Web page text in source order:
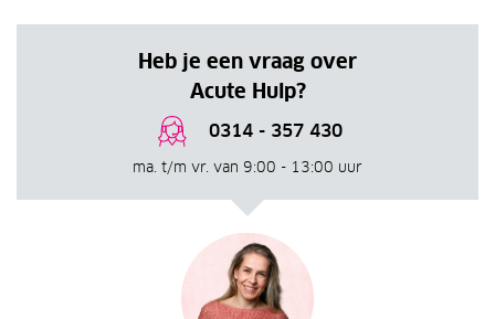
Heb je een vraag over
Acute Hulp?
0314 - 357 430
ma. t/m vr. van 9:00 - 13:00 uur